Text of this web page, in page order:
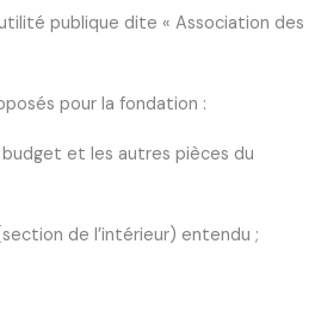
publique dite « Association des
pour la fondation :
et les autres pièces du
de l’intérieur) entendu ;